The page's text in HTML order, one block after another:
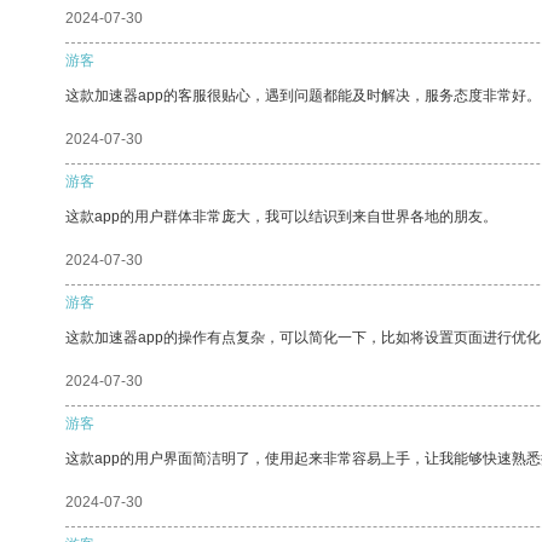
2024-07-30
游客
这款加速器app的客服很贴心，遇到问题都能及时解决，服务态度非常好。
2024-07-30
游客
这款app的用户群体非常庞大，我可以结识到来自世界各地的朋友。
2024-07-30
游客
这款加速器app的操作有点复杂，可以简化一下，比如将设置页面进行优化
2024-07-30
游客
这款app的用户界面简洁明了，使用起来非常容易上手，让我能够快速熟悉
2024-07-30